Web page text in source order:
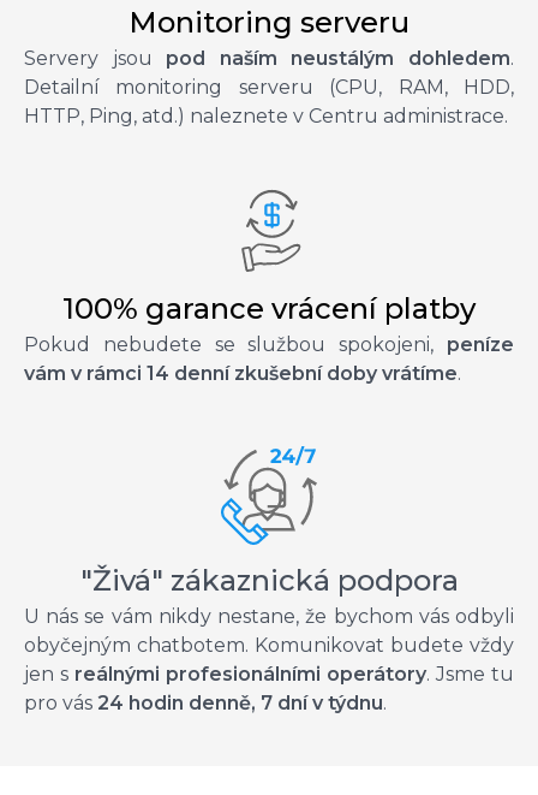
Monitoring serveru
Servery jsou pod naším neustálým dohledem.
Detailní monitoring serveru (CPU, RAM, HDD,
HTTP, Ping, atd.) naleznete v Centru administrace.
100% garance vrácení platby
Pokud nebudete se službou spokojeni, peníze
vám v rámci 14 denní zkušební doby vrátíme.
"Živá" zákaznická podpora
U nás se vám nikdy nestane, že bychom vás odbyli
obyčejným chatbotem. Komunikovat budete vždy
jen s reálnými profesionálními operátory. Jsme tu
pro vás 24 hodin denně, 7 dní v týdnu.